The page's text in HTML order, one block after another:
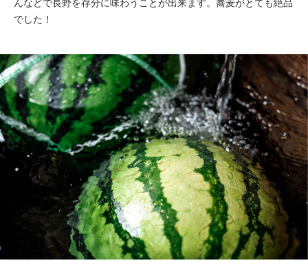
んなどで長野を存分に味わうことが出来ます。蕎麦がとても絶品
でした！